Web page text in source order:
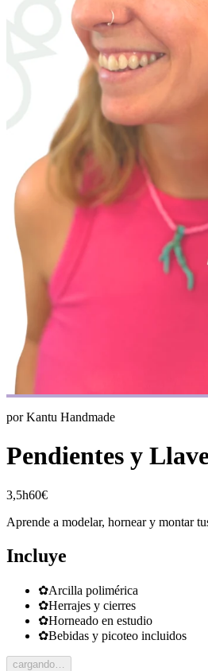
por Kantu Handmade
Pendientes y
3,5h60€
Aprende a modelar, hornear y montar
Incluye
✿Arcilla polimérica
✿Herrajes y cierres
✿Horneado en estudio
✿Bebidas y picoteo incluidos
cargando…